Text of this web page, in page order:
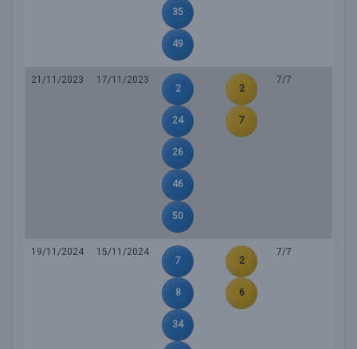
35
49
21/11/2023
17/11/2023
2
24
26
46
50
2
7
7/7
19/11/2024
15/11/2024
7
8
34
2
6
7/7